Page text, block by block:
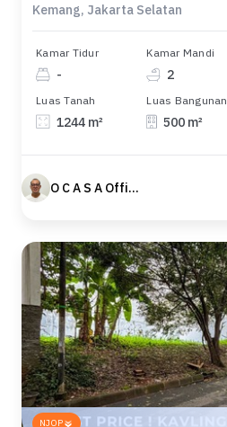
Kemang, Jakarta Selatan
Kamar Tidur
-
Kamar Mandi
2
Luas Tanah
1244 m²
Luas Bangunan
500 m²
O C A S A Official property perfected
NJOP